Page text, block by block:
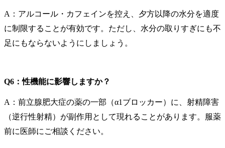
A：アルコール・カフェインを控え、夕方以降の水分を適度
に制限することが有効です。ただし、水分の取りすぎにも不
足にもならないようにしましょう。
Q6：性機能に影響しますか？
A：前立腺肥大症の薬の一部（α1ブロッカー）に、射精障害
（逆行性射精）が副作用として現れることがあります。服薬
前に医師にご相談ください。